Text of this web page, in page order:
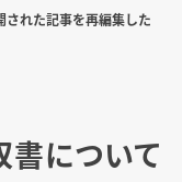
！
記事
れた記事を再編集した
について